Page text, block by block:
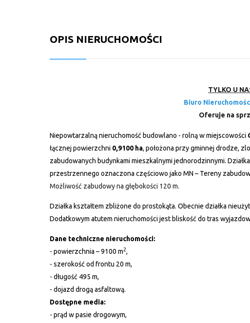
OPIS NIERUCHOMOŚCI
TYLKO U
Biuro
Oferuje na
Niepowtarzalną nieruchomość budowlano - rolną w miejscowości
łącznej powierzchni 0,9100 ha, położona przy gminnej drodze,
zabudowanych budynkami mieszkalnymi jednorodzinnymi.
przestrzennego oznaczona częściowo jako MN – Tereny
Możliwość zabudowy na głębokości 120 m.
Działka kształtem zbliżone do prostokąta. Obecnie działka
Dodatkowym atutem nieruchomości jest bliskość do tras
Dane techniczne nieruchomości:
- powierzchnia – 9100 m2,
- szerokość od frontu 20 m,
- długość 495 m,
- dojazd drogą asfaltową.
Dostępne media:
- prąd w pasie drogowym,